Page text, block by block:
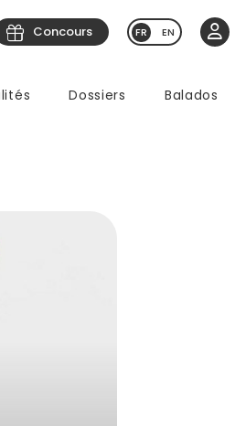
Dossiers Balados
Concours EN